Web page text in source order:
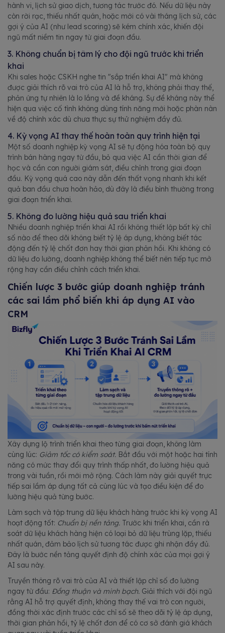
hành vi, lịch sử giao dịch, tương tác trước đó. Nếu dữ liệu này
còn rời rạc, thiếu nhất quán, hoặc mới có vài tháng lịch sử, các
gợi ý của AI (như lead scoring) sẽ kém chính xác, khiến đội
ngũ mất niềm tin ngay từ giai đoạn đầu.
3. Không chuẩn bị tâm lý cho đội ngũ trước khi triển
khai
Khi sales hoặc CSKH nghe tin "sắp triển khai AI" mà không
được giải thích rõ vai trò của AI là hỗ trợ, không phải thay thế,
phản ứng tự nhiên là lo lắng và đề kháng. Sự đề kháng này thể
hiện qua việc cố tình không dùng tính năng mới hoặc phàn nàn
về độ chính xác dù chưa thực sự thử nghiệm đầy đủ.
4. Kỳ vọng AI thay thế hoàn toàn quy trình hiện tại
Một số doanh nghiệp kỳ vọng AI sẽ tự động hóa toàn bộ quy
trình bán hàng ngay từ đầu, bỏ qua việc AI cần thời gian để
học và cần con người giám sát, điều chỉnh trong giai đoạn
đầu. Kỳ vọng quá cao này dẫn đến thất vọng nhanh khi kết
quả ban đầu chưa hoàn hảo, dù đây là điều bình thường trong
giai đoạn triển khai.
5. Không đo lường hiệu quả sau triển khai
Nhiều doanh nghiệp triển khai AI rồi không thiết lập bất kỳ chỉ
số nào để theo dõi không biết tỷ lệ áp dụng, không biết tác
động đến tỷ lệ chốt đơn hay thời gian phản hồi. Khi không có
dữ liệu đo lường, doanh nghiệp không thể biết nên tiếp tục mở
rộng hay cần điều chỉnh cách triển khai.
Chiến lược 3 bước giúp doanh nghiệp tránh
các sai lầm phổ biến khi áp dụng AI vào
CRM
Xây dựng lộ trình triển khai theo từng giai đoạn, không làm
cùng lúc: Giảm tốc có kiểm soát. Bắt đầu với một hoặc hai tính
năng có mức thay đổi quy trình thấp nhất, đo lường hiệu quả
trong vài tuần, rồi mới mở rộng. Cách làm này giải quyết trực
tiếp sai lầm áp dụng tất cả cùng lúc và tạo điều kiện để đo
lường hiệu quả từng bước.
Làm sạch và tập trung dữ liệu khách hàng trước khi kỳ vọng AI
hoạt động tốt: Chuẩn bị nền tảng. Trước khi triển khai, cần rà
soát dữ liệu khách hàng hiện có loại bỏ dữ liệu trùng lặp, thiếu
nhất quán, đảm bảo lịch sử tương tác được ghi nhận đầy đủ.
Đây là bước nền tảng quyết định độ chính xác của mọi gợi ý
AI sau này.
Truyền thông rõ vai trò của AI và thiết lập chỉ số đo lường
ngay từ đầu: Đồng thuận và minh bạch. Giải thích với đội ngũ
rằng AI hỗ trợ quyết định, không thay thế vai trò con người,
đồng thời xác định trước các chỉ số sẽ theo dõi tỷ lệ áp dụng,
thời gian phản hồi, tỷ lệ chốt đơn để có cơ sở đánh giá khách